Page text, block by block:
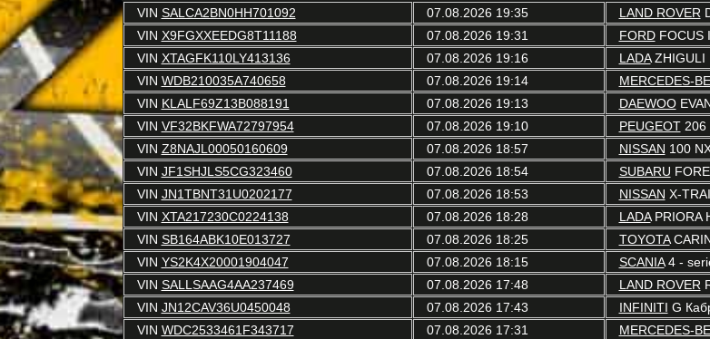
VIN SALCA2BN0HH701092 07.08.2026 19:35 LAND ROVER
VIN X9FGXXEEDG8T11188 07.08.2026 19:31 FORDFOCUS
VIN XTAGFK110LY413136 07.08.2026 19:16 LADAZHIGULI
VIN WDB210035A740658 07.08.2026 19:14 MERCEDES-
VIN KLALF69Z13B088191 07.08.2026 19:13 DAEWOO
VIN VF32BKFWA72797954 07.08.2026 19:10 PEUGEOT206
VIN Z8NAJL00050160609 07.08.2026 18:57 NISSAN 100
VIN JF1SHJLS5CG323460 07.08.2026 18:54 SUBARU
VIN JN1TBNT31U0202177 07.08.2026 18:53 NISSAN X-
VIN XTA217230C0224138 07.08.2026 18:28 LADAPRIORA
VIN SB164ABK10E013727 07.08.2026 18:25 TOYOTA
VIN YS2K4X20001904047 07.08.2026 18:15 SCANIA4 -
VIN SALLSAAG4AA237469 07.08.2026 17:48 LAND ROVER
VIN JN12CAV36U0450048 07.08.2026 17:43 INFINITI G
VIN WDC2533461F343717 07.08.2026 17:31 MERCEDES-